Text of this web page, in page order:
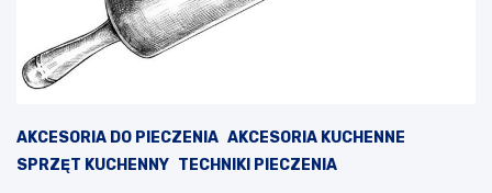
AKCESORIA DO PIECZENIA AKCESORIA KUCHENNE
SPRZĘT KUCHENNY TECHNIKI PIECZENIA